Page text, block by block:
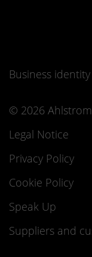
Business
© 2026 Ahlstrom
Legal Notice
Privacy Policy
Cookie Policy
Speak Up
Suppliers and